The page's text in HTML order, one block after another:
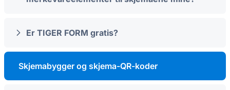
Er TIGER FORM gratis?
Skjemabygger og skjema-QR-koder